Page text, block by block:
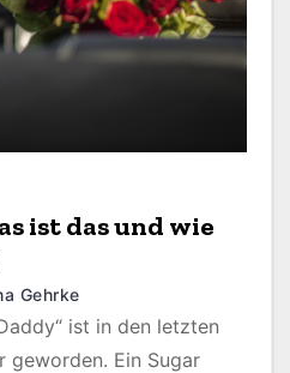
ist das und wie
Gehrke
ist in den letzten
geworden. Ein Sugar